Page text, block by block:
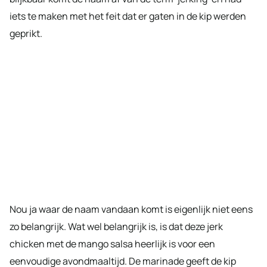
iets te maken met het feit dat er gaten in de kip werden
geprikt.
Nou ja waar de naam vandaan komt is eigenlijk niet eens
zo belangrijk. Wat wel belangrijk is, is dat deze jerk
chicken met de mango salsa heerlijk is voor een
eenvoudige avondmaaltijd. De marinade geeft de kip